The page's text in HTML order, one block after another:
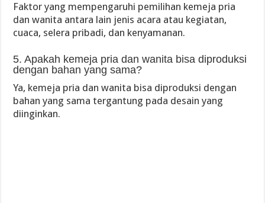
Faktor yang mempengaruhi pemilihan kemeja pria
dan wanita antara lain jenis acara atau kegiatan,
cuaca, selera pribadi, dan kenyamanan.
5. Apakah kemeja pria dan wanita bisa diproduksi
dengan bahan yang sama?
Ya, kemeja pria dan wanita bisa diproduksi dengan
bahan yang sama tergantung pada desain yang
diinginkan.